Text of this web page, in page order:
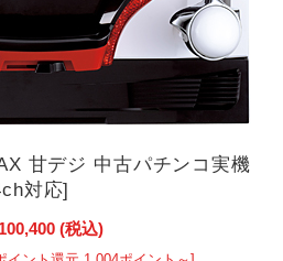
甘デジ 中古パチンコ実機
対応]
(税込)